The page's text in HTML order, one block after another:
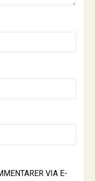
VIA E-